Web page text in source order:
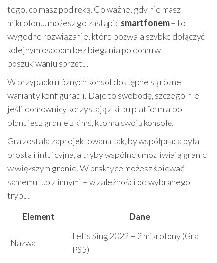
tego, co masz pod ręką. Co ważne, gdy nie masz
mikrofonu, możesz go zastąpićsmartfonem– to
wygodne rozwiązanie, które pozwala szybko dołączyć
kolejnym osobom bez biegania po domu w
poszukiwaniu sprzętu.
W przypadku różnych konsol dostępne są różne
warianty konfiguracji. Daje to swobodę, szczególnie
jeśli domownicy korzystają z kilku platform albo
planujesz granie z kimś, kto ma swoją konsolę.
Gra została zaprojektowana tak, by współpraca była
prosta i intuicyjna, a tryby wspólne umożliwiają granie
w większym gronie. W praktyce możesz śpiewać
samemu lub z innymi – w zależności od wybranego
trybu.
Element
Dane
Nazwa
Let’s Sing 2022 + 2 mikrofony (Gra
PS5)